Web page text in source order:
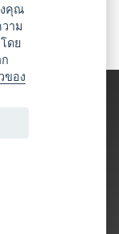
งคุณ
าม
ดย
ของ